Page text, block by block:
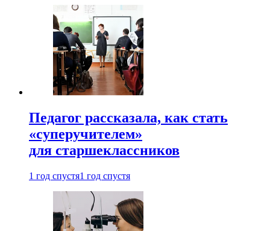
Педагог рассказала, как стать
«суперучителем»
для старшеклассников
1 год спустя1 год спустя